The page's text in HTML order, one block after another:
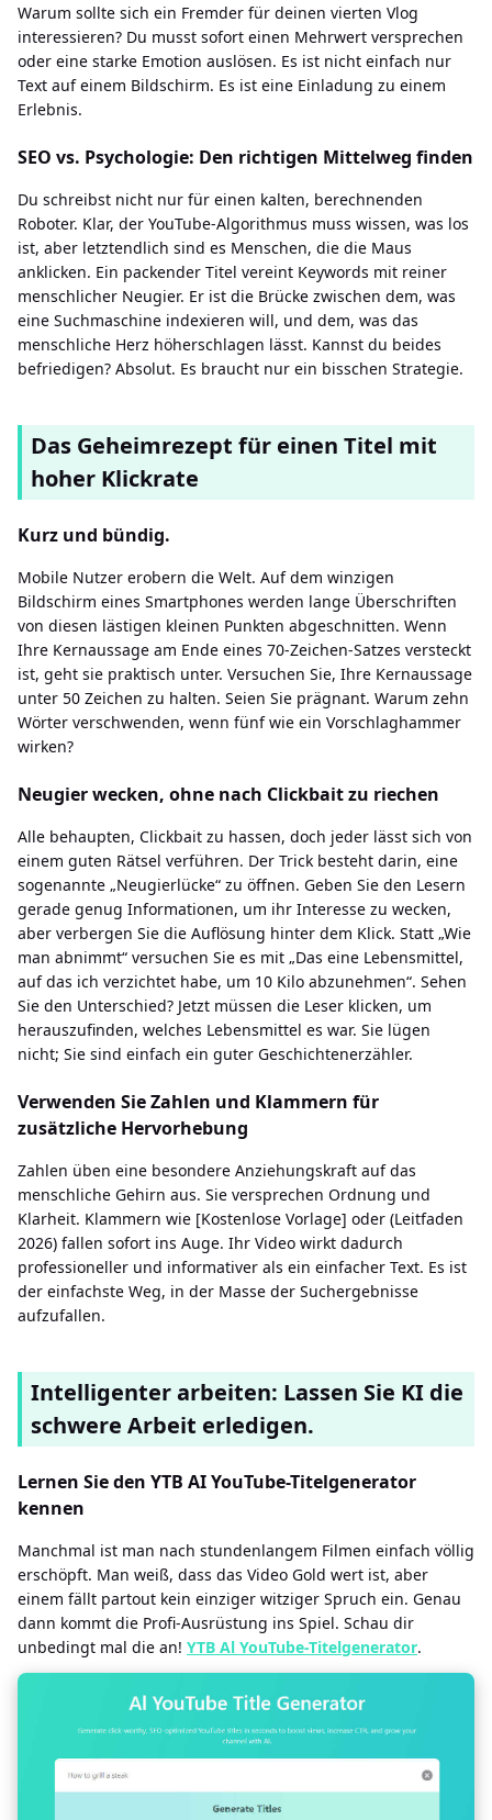
Warum sollte sich ein Fremder für deinen vierten Vlog
interessieren? Du musst sofort einen Mehrwert versprechen
oder eine starke Emotion auslösen. Es ist nicht einfach nur
Text auf einem Bildschirm. Es ist eine Einladung zu einem
Erlebnis.
SEO vs. Psychologie: Den richtigen Mittelweg finden
Du schreibst nicht nur für einen kalten, berechnenden
Roboter. Klar, der YouTube-Algorithmus muss wissen, was los
ist, aber letztendlich sind es Menschen, die die Maus
anklicken. Ein packender Titel vereint Keywords mit reiner
menschlicher Neugier. Er ist die Brücke zwischen dem, was
eine Suchmaschine indexieren will, und dem, was das
menschliche Herz höherschlagen lässt. Kannst du beides
befriedigen? Absolut. Es braucht nur ein bisschen Strategie.
Das Geheimrezept für einen Titel mit
hoher Klickrate
Kurz und bündig.
Mobile Nutzer erobern die Welt. Auf dem winzigen
Bildschirm eines Smartphones werden lange Überschriften
von diesen lästigen kleinen Punkten abgeschnitten. Wenn
Ihre Kernaussage am Ende eines 70-Zeichen-Satzes versteckt
ist, geht sie praktisch unter. Versuchen Sie, Ihre Kernaussage
unter 50 Zeichen zu halten. Seien Sie prägnant. Warum zehn
Wörter verschwenden, wenn fünf wie ein Vorschlaghammer
wirken?
Neugier wecken, ohne nach Clickbait zu riechen
Alle behaupten, Clickbait zu hassen, doch jeder lässt sich von
einem guten Rätsel verführen. Der Trick besteht darin, eine
sogenannte „Neugierlücke“ zu öffnen. Geben Sie den Lesern
gerade genug Informationen, um ihr Interesse zu wecken,
aber verbergen Sie die Auflösung hinter dem Klick. Statt „Wie
man abnimmt“ versuchen Sie es mit „Das eine Lebensmittel,
auf das ich verzichtet habe, um 10 Kilo abzunehmen“. Sehen
Sie den Unterschied? Jetzt müssen die Leser klicken, um
herauszufinden, welches Lebensmittel es war. Sie lügen
nicht; Sie sind einfach ein guter Geschichtenerzähler.
Verwenden Sie Zahlen und Klammern für
zusätzliche Hervorhebung
Zahlen üben eine besondere Anziehungskraft auf das
menschliche Gehirn aus. Sie versprechen Ordnung und
Klarheit. Klammern wie [Kostenlose Vorlage] oder (Leitfaden
2026) fallen sofort ins Auge. Ihr Video wirkt dadurch
professioneller und informativer als ein einfacher Text. Es ist
der einfachste Weg, in der Masse der Suchergebnisse
aufzufallen.
Intelligenter arbeiten: Lassen Sie KI die
schwere Arbeit erledigen.
Lernen Sie den YTB AI YouTube-Titelgenerator
kennen
Manchmal ist man nach stundenlangem Filmen einfach völlig
erschöpft. Man weiß, dass das Video Gold wert ist, aber
einem fällt partout kein einziger witziger Spruch ein. Genau
dann kommt die Profi-Ausrüstung ins Spiel. Schau dir
unbedingt mal die an! YTB ​​Al YouTube-Titelgenerator.